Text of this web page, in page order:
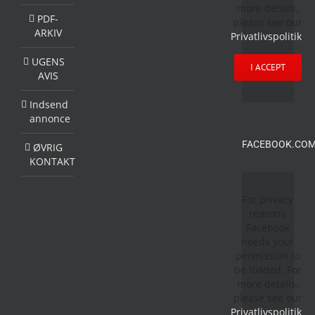
PDF-
ARKIV
UGENS
AVIS
Indsend
annonce
ØVRIG
KONTAKT
Privatlivspolitik
I ACCEPT
Privatlivspolitik